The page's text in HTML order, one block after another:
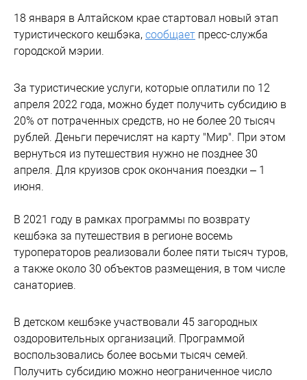
18 января в Алтайском крае стартовал новый этап
туристического кешбэка, сообщает пресс-служба
городской мэрии.
За туристические услуги, которые оплатили по 12
апреля 2022 года, можно будет получить субсидию в
20% от потраченных средств, но не более 20 тысяч
рублей. Деньги перечислят на карту "Мир". При этом
вернуться из путешествия нужно не позднее 30
апреля. Для круизов срок окончания поездки – 1
июня.
В 2021 году в рамках программы по возврату
кешбэка за путешествия в регионе восемь
туроператоров реализовали более пяти тысяч туров,
а также около 30 объектов размещения, в том числе
санаториев.
В детском кешбэке участвовали 45 загородных
оздоровительных организаций. Программой
воспользовались более восьми тысяч семей.
Получить субсидию можно неограниченное число